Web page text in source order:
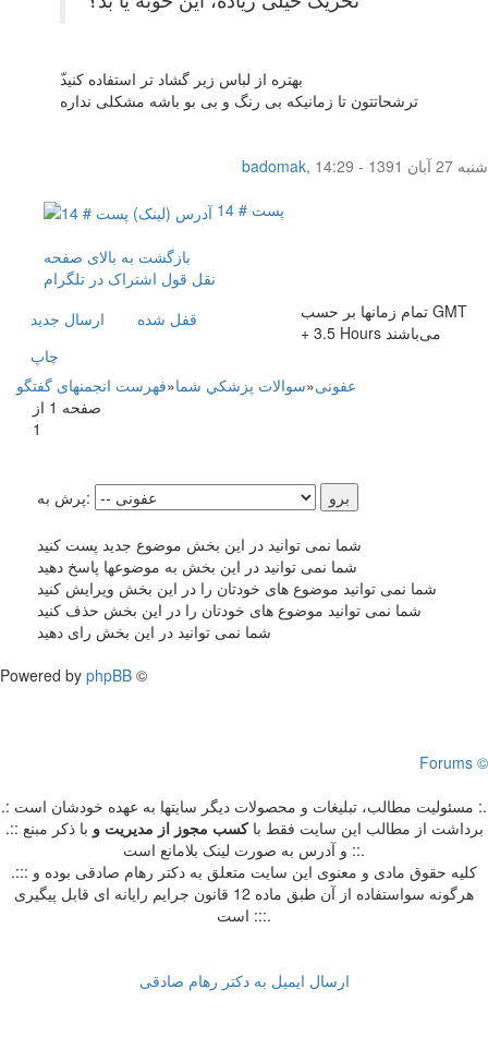
ّبهتره از لباس زیر گشاد تر استفاده کنید
ترشحاتتون تا زمانیکه بی رنگ و بی بو باشه مشکلی نداره
badomak,
شنبه 27 آبان 1391 - 14:29
پست # 14
بازگشت به بالای صفحه
نقل قول اشتراک در تلگرام
ارسال جديد
قفل شده
چاپ
تمام زمانها بر حسب GMT
+ 3.5 Hours می‌باشند
فهرست انجمنهای گفتگو»سوالات پزشکي شما»عفونی
صفحه 1 از
1
پرش به:
شما نمی توانید در این بخش موضوع جدید پست کنید
شما نمی توانید در این بخش به موضوعها پاسخ دهید
شما نمی توانید موضوع های خودتان را در این بخش ویرایش کنید
شما نمی توانید موضوع های خودتان را در این بخش حذف کنید
شما نمی توانید در این بخش رای دهید
Powered by phpBB ©
Forums ©
.: مسئوليت مطالب، تبليغات و محصولات ديگر سايتها به عهده خودشان است :.
.:: برداشت از مطالب اين سايت فقط باکسب مجوز از مدیریت و با ذکر مبنع
و آدرس به صورت لینک بلامانع است ::.
.::: کلیه حقوق مادی و معنوی این سایت متعلق به دکتر رهام صادقی بوده و
هرگونه سواستفاده از آن طبق ماده 12 قانون جرایم رایانه ای قابل پیگیری
است :::.
ارسال ایمیل به دکتر رهام صادقی